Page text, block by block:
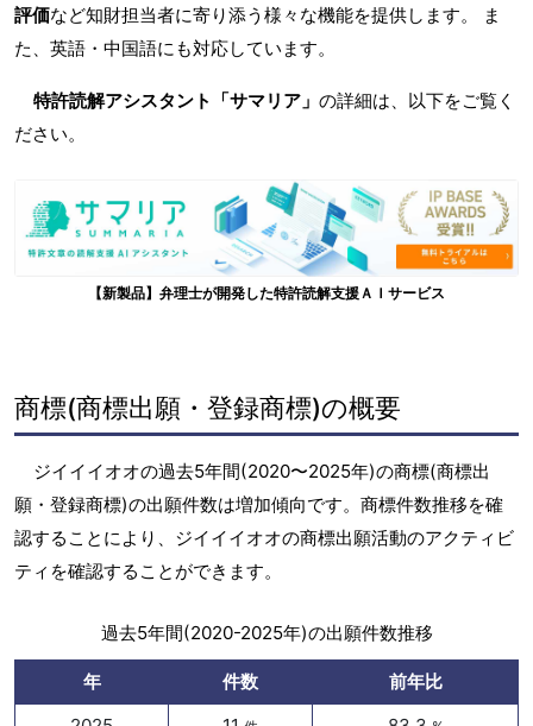
評価など知財担当者に寄り添う様々な機能を提供します。 ま
た、英語・中国語にも対応しています。
特許読解アシスタント「サマリア」 の詳細は、以下をご覧く
ださい。
【新製品】弁理士が開発した特許読解支援ＡＩサービス
商標(商標出願・登録商標)の概要
ジイイイオオの過去5年間(2020〜2025年)の商標(商標出
願・登録商標)の出願件数は増加傾向です。商標件数推移を確
認することにより、ジイイイオオの商標出願活動のアクティビ
ティを確認することができます。
過去5年間(2020-2025年)の出願件数推移
年 件数
前年比